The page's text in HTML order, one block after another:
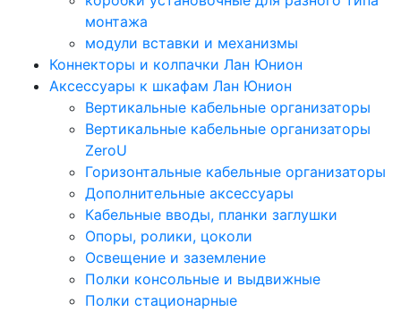
монтажа
модули вставки и механизмы
Коннекторы и колпачки Лан Юнион
Аксессуары к шкафам Лан Юнион
Вертикальные кабельные организаторы
Вертикальные кабельные организаторы
ZeroU
Горизонтальные кабельные организаторы
Дополнительные аксессуары
Кабельные вводы, планки заглушки
Опоры, ролики, цоколи
Освещение и заземление
Полки консольные и выдвижные
Полки стационарные